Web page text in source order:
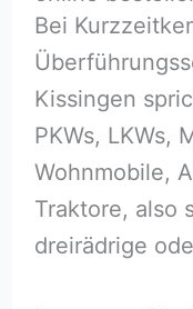
Bei
Kissingen
PKWs, LKWs,
Wohnmobile,
Traktore, also
dreirädrige